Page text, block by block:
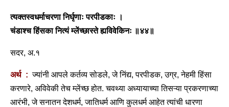
त्यक्तस्वधर्माचरणा निर्घृणाः परपीडकाः ।
चंडाश्च हिंसका नित्यं म्लेंच्छास्ते ह्यविवेकिनः ॥४४॥
सदर, अ.१
अर्थ : ज्यांनी आपले कर्तव्य सोडले, जे निंद्य, परपीडक, उग्र, नेहमी हिंसा
करणारे, अविवेकी तेच म्लेंच्छ होत. चवथ्या अध्यायाच्या तिसऱ्या प्रकरणाच्या
आरंभी, जे सनातन देशधर्म, जातिधर्म आणि कुलधर्म आहेत त्यांची धारणा